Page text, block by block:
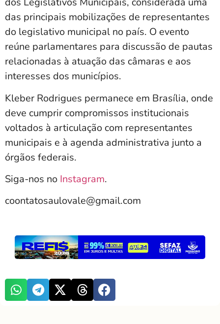
das principais mobilizações de representantes
do legislativo municipal no país. O evento
reúne parlamentares para discussão de pautas
relacionadas à atuação das câmaras e aos
interesses dos municípios.
Kleber Rodrigues permanece em Brasília, onde
deve cumprir compromissos institucionais
voltados à articulação com representantes
municipais e à agenda administrativa junto a
órgãos federais.
Siga-nos no Instagram.
coontatosaulovale@gmail.com